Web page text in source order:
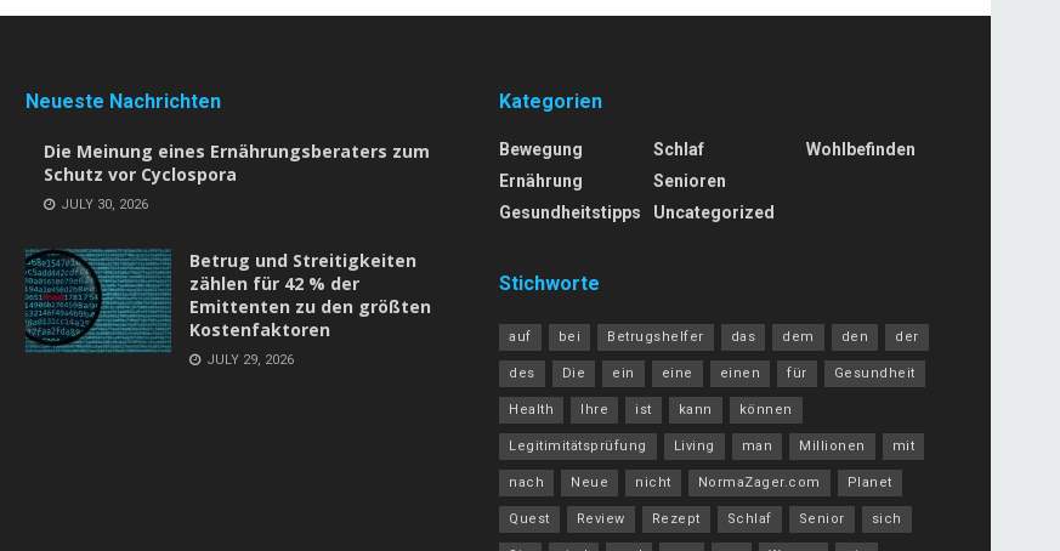
Neueste Nachrichten
Die Meinung eines Ernährungsberaters zum
Schutz vor Cyclospora
JULY 30, 2026
Betrug und Streitigkeiten
zählen für 42 % der
Emittenten zu den größten
Kostenfaktoren
JULY 29, 2026
Kategorien
Bewegung
Ernährung
Gesundheitstipps
Schlaf
Senioren
Uncategorized
Wohlbefinden
Stichworte
auf bei Betrugshelfer das dem den der
des Die ein eine einen für Gesundheit
Health Ihre ist kann können
Legitimitätsprüfung Living man Millionen mit
nach Neue nicht NormaZager.com Planet
Quest Review Rezept Schlaf Senior sich